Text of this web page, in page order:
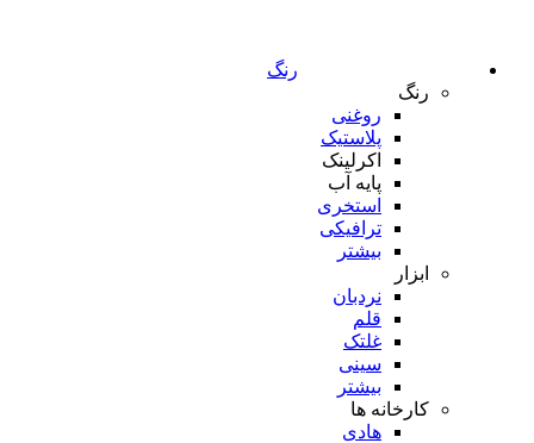
رنگ
رنگ
روغنی
پلاستیک
اکرلینک
پایه آب
استخری
ترافیکی
بیشتر
ابزار
نردبان
قلم
غلتک
سینی
بیشتر
کارخانه ها
هادی